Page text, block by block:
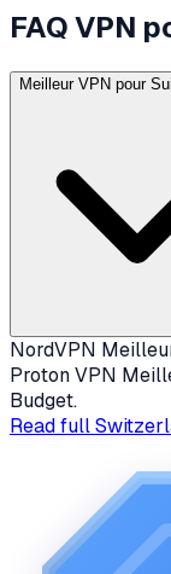
FAQ VPN
Meilleur VPN pour
NordVPN
Proton VPN
Budget.
Read full